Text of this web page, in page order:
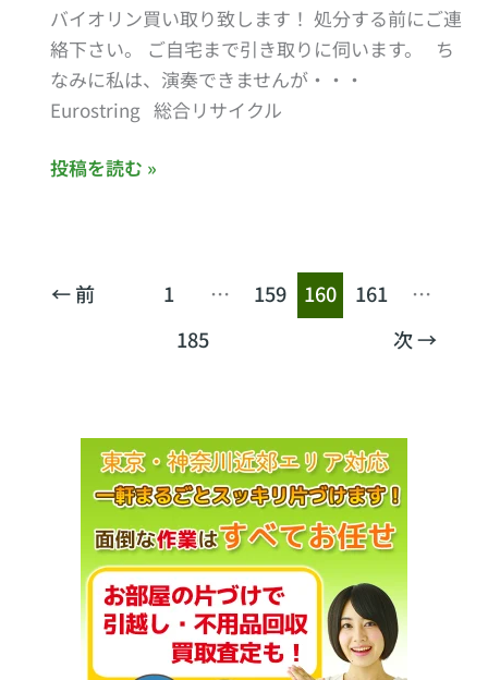
区
バイオリン買い取り致します！ 処分する前にご連
絡下さい。 ご自宅まで引き取りに伺います。 ち
なみに私は、演奏できませんが・・・
Eurostring 総合リサイクル
ト
リ
ン
グ
買
相
投稿を読む »
←前 1 … 159 160 161
…
185
次→